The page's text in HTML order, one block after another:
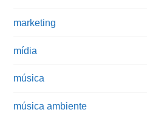
marketing
mídia
música
música ambiente